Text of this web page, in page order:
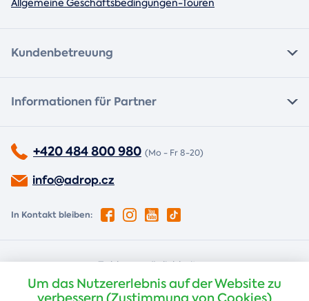
Allgemeine Geschäftsbedingungen-Touren
Kundenbetreuung
Informationen für Partner
+420 484 800 980 (Mo - Fr 8-20)
info@adrop.cz
In Kontakt bleiben:
Zahlungsmöglichkeiten:
Nachnahme Kartenzahlung
Um das Nutzererlebnis auf der Website zu